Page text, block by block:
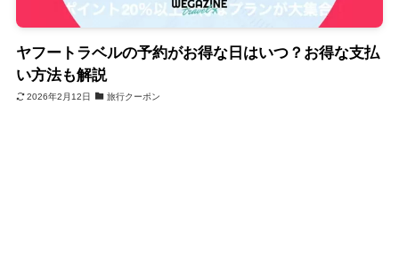
ヤフートラベルの予約がお得な日はいつ？お得な支払
い方法も解説
2026年2月12日 旅行クーポン